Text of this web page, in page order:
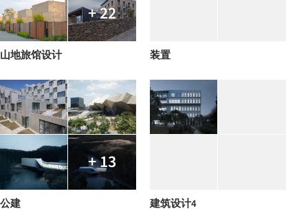
+ 22
山地旅馆设计 装置
+ 13
公建 建筑设计4